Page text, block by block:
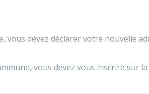
vous devez déclarer votre nouvelle
vous devez vous inscrire sur